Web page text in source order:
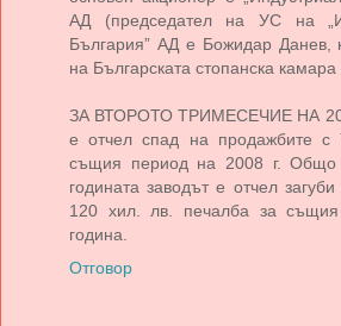
АД (председател на УС на
България” АД е Божидар Данев,
на Българската стопанска
ЗА ВТОРОТО ТРИМЕСЕЧИЕ НА
е отчел спад на продажбите с
същия период на 2008 г. Общо
годината заводът е отчел
120 хил. лв. печалба за
година.
Отговор